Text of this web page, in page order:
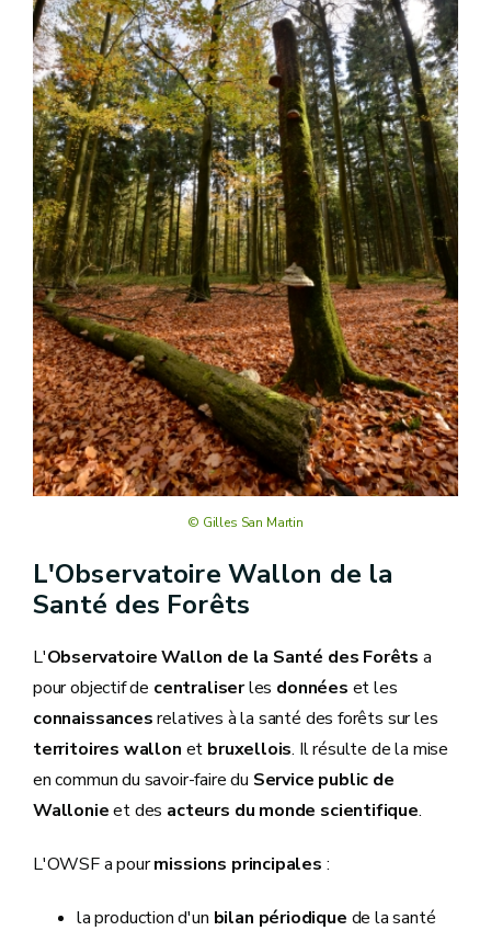
© Gilles San Martin
L'Observatoire Wallon de la
Santé des Forêts
L'Observatoire Wallon de la Santé des Forêts a
pour objectif de centraliserles données et les
connaissancesrelatives à la santé des forêts sur les
territoires wallon et bruxellois. Il résulte de la mise
en commun du savoir-faire du Service public de
Wallonieet des acteurs du monde scientifique.
L'OWSF a pourmissions principales :
la production d'un bilan périodique de la santé